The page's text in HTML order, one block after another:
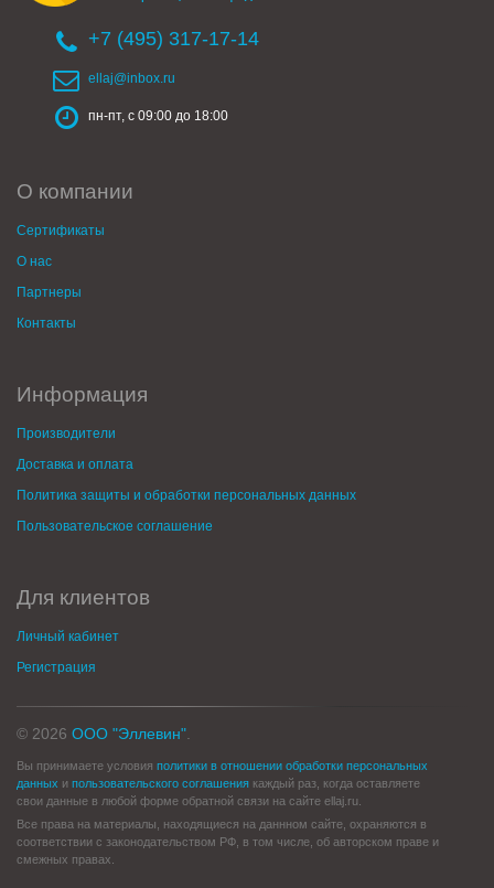
+7 (495) 317-17-14
ellaj@inbox.ru
пн-пт, с 09:00 до 18:00
О компании
Сертификаты
О нас
Партнеры
Контакты
Информация
Производители
Доставка и оплата
Политика защиты и обработки персональных данных
Пользовательское соглашение
Для клиентов
Личный кабинет
Регистрация
© 2026 ООО "Эллевин"
Вы принимаете условия политики в отношении обработки персональных
данных и пользовательского соглашения каждый раз, когда оставляете
свои данные в любой форме обратной связи на сайте ellaj.ru.
Все права на материалы, находящиеся на даннном сайте, охраняются в
соответствии с законодательством РФ, в том числе, об авторском праве и
смежных правах.